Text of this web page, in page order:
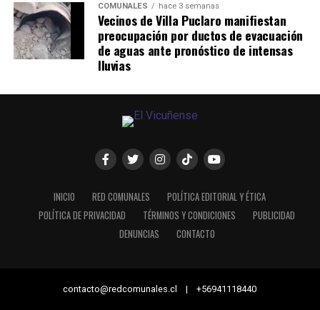
COMUNALES hace 3 semanas
Vecinos de Villa Puclaro manifiestan
preocupación por ductos de evacuación
de aguas ante pronóstico de intensas
lluvias
INICIO RED COMUNALES
POLÍTICA EDITORIAL Y ÉTICA
POLÍTICA DE PRIVACIDAD
TÉRMINOS Y CONDICIONES
PUBLICIDAD
DENUNCIAS
CONTACTO
contacto@redcomunales.cl | +56941118440